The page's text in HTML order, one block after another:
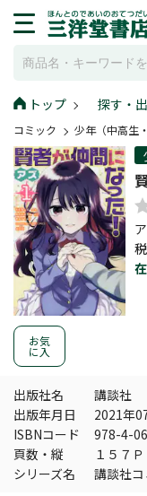
トップ 探す・
コミック 少年（中高生
お気
に入
出版社名
講談社
出版年月日
2021年
ISBNコード
978-4-
頁数・縦
１５７
シリーズ名
講談社